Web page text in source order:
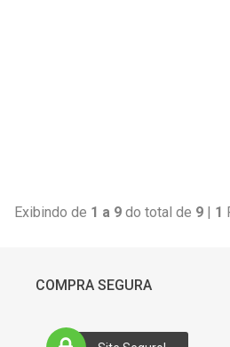
Exibindo de 1 a 9do total de 9| 1
COMPRA SEGURA